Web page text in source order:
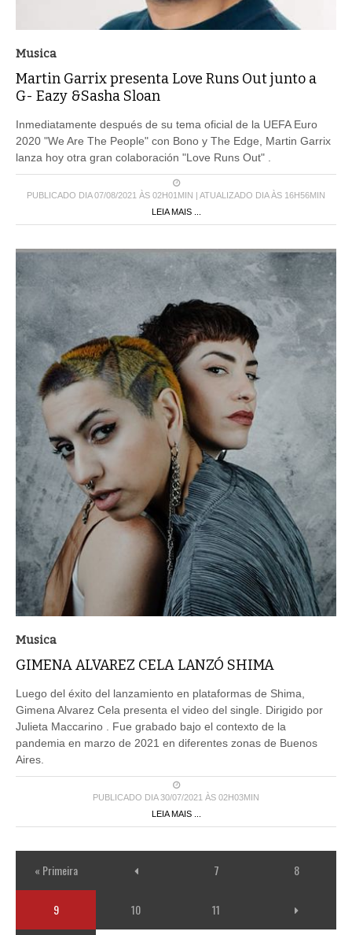
Martin Garrix presenta Love Runs Out junto a
G- Eazy &Sasha Sloan
Inmediatamente después de su tema oficial de la UEFA Euro
2020 "We Are The People" con Bono y The Edge, Martin Garrix
lanza hoy otra gran colaboración "Love Runs Out" .
PUBLICADO DIA 07/08/2021 ÀS 02H01MIN | ATUALIZADO DIA ÀS 16H56MIN
LEIA MAIS ...
GIMENA ALVAREZ CELA LANZÓ SHIMA
Gimena Alvarez Cela presenta el video del single. Dirigido por
Julieta Maccarino . Fue grabado bajo el contexto de la
pandemia en marzo de 2021 en diferentes zonas de Buenos
Aires.
PUBLICADO DIA 30/07/2021 ÀS 02H03MIN
LEIA MAIS ...
« Primeira 7 8
9